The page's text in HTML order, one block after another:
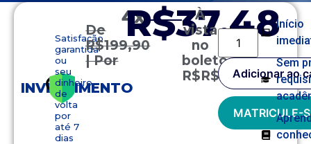
INVESTIMENTO
Satisfação
garantida
ou
seu
dinheiro
de
volta
por
até 7
dias
De
R$199,90
| Por
4x
R$37,48
À
vista
no
boleto
R$R$149,90
Adicionar ao
MATRICULE-
Início
Sem